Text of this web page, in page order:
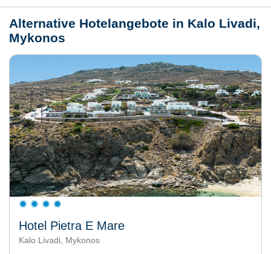
Alternative Hotelangebote in Kalo Livadi,
Mykonos
Hotel Pietra E Mare
Kalo Livadi, Mykonos